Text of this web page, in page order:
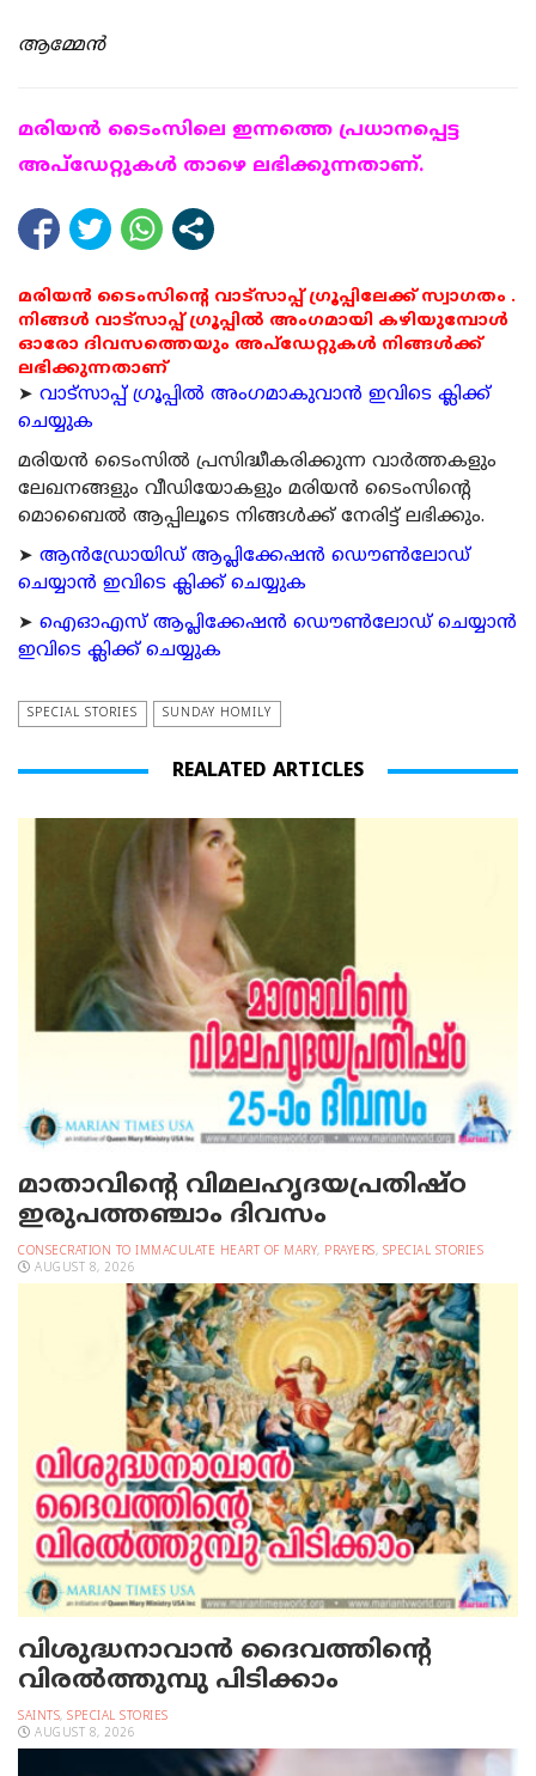
ആമ്മേൻ
മരിയന്‍ ടൈംസിലെ ഇന്നത്തെ പ്രധാനപ്പെട്ട
അപ്ഡേറ്റുകള്‍ താഴെ ലഭിക്കുന്നതാണ്.
മരിയൻ ടൈംസിന്റെ വാട്സാപ്പ് ഗ്രൂപ്പിലേക്ക് സ്വാഗതം .
നിങ്ങൾ വാട്സാപ്പ് ഗ്രൂപ്പിൽ അംഗമായി കഴിയുമ്പോൾ
ഓരോ ദിവസത്തെയും അപ്ഡേറ്റുകൾ നിങ്ങൾക്ക്
ലഭിക്കുന്നതാണ്
➤ വാട്സാപ്പ് ഗ്രൂപ്പിൽ അംഗമാകുവാൻ ഇവിടെ ക്ലിക്ക്
ചെയ്യുക
മരിയന്‍ ടൈംസില്‍ പ്രസിദ്ധീകരിക്കുന്ന വാര്‍ത്തകളും
ലേഖനങ്ങളും വീഡിയോകളും മരിയന്‍ ടൈംസിന്റെ
മൊബൈല്‍ ആപ്പിലൂടെ നിങ്ങള്‍ക്ക് നേരിട്ട് ലഭിക്കും.
➤ ആന്‍ഡ്രോയിഡ് ആപ്ലിക്കേഷന്‍ ഡൌണ്‍ലോഡ്
ചെയ്യാന്‍ ഇവിടെ ക്ലിക്ക് ചെയ്യുക
➤ ഐഓഎസ് ആപ്ലിക്കേഷന്‍ ഡൌണ്‍ലോഡ് ചെയ്യാന്‍
ഇവിടെ ക്ലിക്ക് ചെയ്യുക
SPECIAL STORIES SUNDAY HOMILY
REALATED ARTICLES
മാതാവിന്റെ വിമലഹൃദയപ്രതിഷ്ഠ
ഇരുപത്തഞ്ചാം ദിവസം
CONSECRATION TO IMMACULATE HEART OF MARY, PRAYERS, SPECIAL STORIES
AUGUST 8, 2026
വിശുദ്ധനാവാന്‍ ദൈവത്തിന്റെ
വിരല്‍ത്തുമ്പു പിടിക്കാം
SAINTS, SPECIAL STORIES
AUGUST 8, 2026